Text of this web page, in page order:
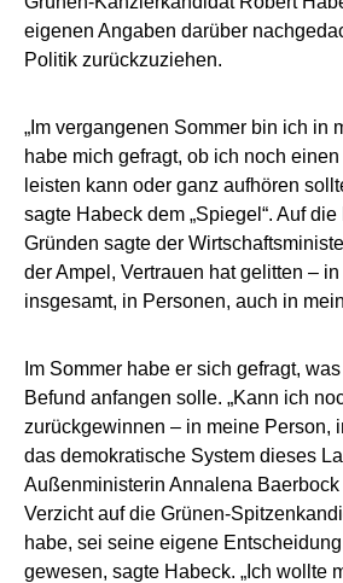
eigenen Angaben darüber
Politik zurückzuziehen.
„Im vergangenen Sommer bin ich in
habe mich gefragt, ob ich noch
leisten kann oder ganz aufhören
sagte Habeck dem „Spiegel“. Auf
Gründen sagte der
der Ampel, Vertrauen hat gelitten –
insgesamt, in Personen, auch in
Im Sommer habe er sich gefragt,
Befund anfangen solle. „Kann ich
zurückgewinnen – in meine Person,
das demokratische System dieses
Außenministerin Annalena
Verzicht auf die Grünen-
habe, sei seine eigene
gewesen, sagte Habeck. „Ich wollte